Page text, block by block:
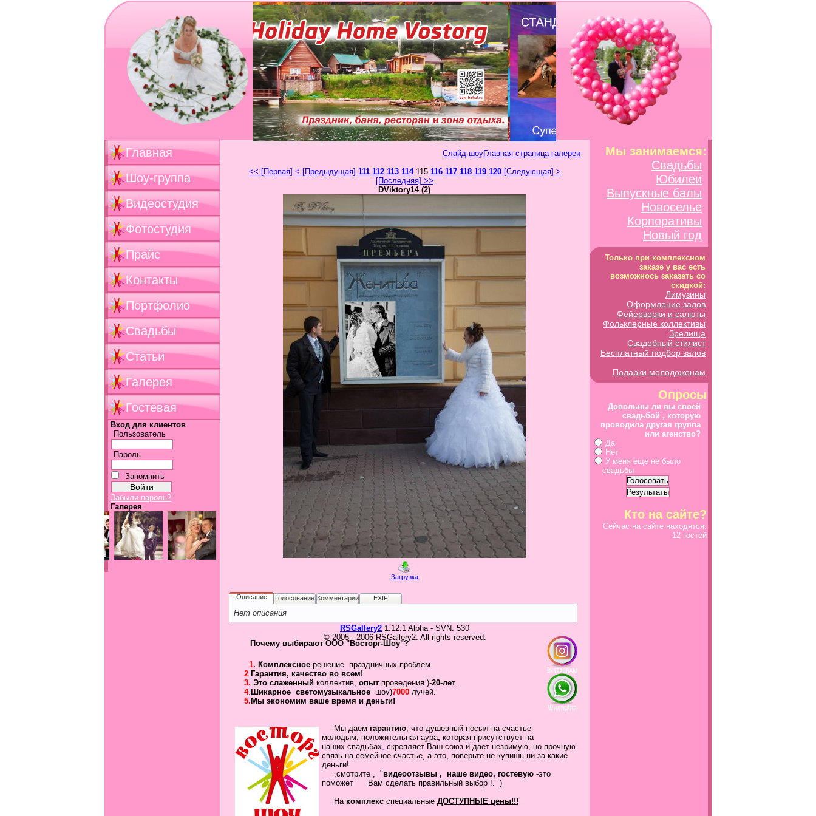
Главная
Шоу-группа
Видеостудия
Фотостудия
Прайс
Контакты
Портфолио
Свадьбы
Статьи
Галерея
Гостевая
Вход для клиентов
Пользователь
Пароль
Запомнить
Забыли пароль?
Галерея
Главная страница галереи
Слайд-шоу
<< [Первая] < [Предыдущая] 111 112 113 114 115 116 117 118 119 120 [Следующая] >
[Последняя] >>
DViktory14 (2)
Загрузка
Описание Голосование Комментарии EXIF
Нет описания
RSGallery2 1.12.1 Alpha - SVN: 530
© 2005 - 2006 RSGallery2. All rights reserved.
Почему выбирают ООО "Восторг-Шоу"?
1.. Комплексное решение праздничных проблем.
2. Гарантия, качество во всем!
3. Это слаженный коллектив, опыт проведения )-20-лет.
4. Шикарное светомузыкальное шоу)7000 лучей.
5. Мы экономим ваше время и деньги!
Мы даем гарантию, что душевный посыл на счастье
молодым, положительная аура, которая присутствует на
наших свадьбах, скрепляет Ваш союз и дает незримую, но прочную
связь на семейное счастье, а это, поверьте не купишь ни за какие
деньги!
,смотрите , "видеоотзывы , наше видео, гостевую -это
поможет Вам сделать правильный выбор !. )
Накомплекс специальные ДОСТУПНЫЕ цены!!!
Мы занимаемся:
Свадьбы
Юбилеи
Выпускные балы
Новоселье
Корпоративы
Новый год
Только при комплексном
заказе у вас есть
возможнось заказать со
скидкой:
Лимузины
Оформление залов
Фейерверки и салюты
Фольклерные коллективы
Зрелища
Свадебный стилист
Бесплатный подбор залов
Подарки молодоженам
Опросы
Довольны ли вы своей
свадьбой , которую
проводила другая группа
или агенство?
Да
Нет
У меня еще не было
свадьбы
Кто на сайте?
Сейчас на сайте находятся:
12 гостей